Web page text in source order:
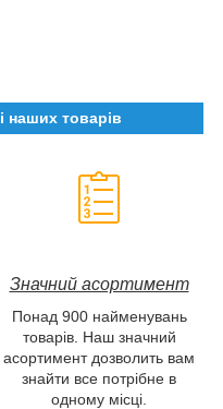
наших товарів
Значний асортимент
Понад 900 найменувань
товарів. Наш значний
асортимент дозволить вам
знайти все потрібне в
одному місці.